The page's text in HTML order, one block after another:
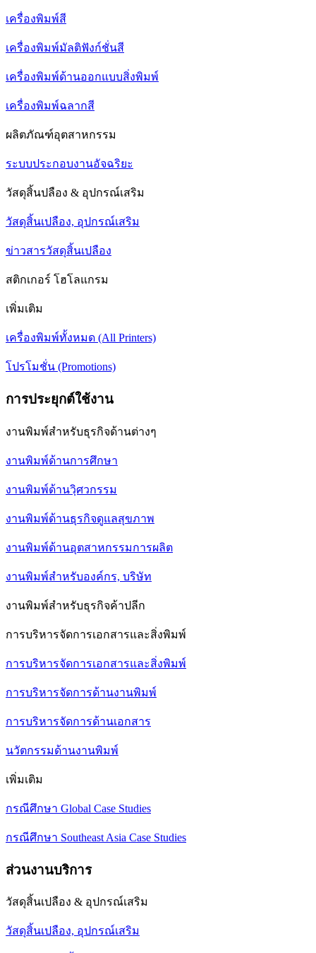
เครื่องพิมพ์สี
เครื่องพิมพ์มัลติฟังก์ชั่นสี
เครื่องพิมพ์ด้านออกแบบสิ่งพิมพ์
เครื่องพิมพ์ฉลากสี
ผลิตภัณฑ์อุตสาหกรรม
ระบบประกอบงานอัจฉริยะ
วัสดุสิ้นปลือง & อุปกรณ์เสริม
วัสดุสิ้นเปลือง, อุปกรณ์เสริม
ข่าวสารวัสดุสิ้นเปลือง
สติกเกอร์ โฮโลแกรม
เพิ่มเติม
เครื่องพิมพ์ทั้งหมด (All Printers)
โปรโมชั่น (Promotions)
การประยุกต์ใช้งาน
งานพิมพ์สำหรับธุรกิจด้านต่างๆ
งานพิมพ์ด้านการศึกษา
งานพิมพ์ด้านวฺิศวกรรม
งานพิมพ์ด้านธุรกิจดูแลสุขภาพ
งานพิมพ์ด้านอุตสาหกรรมการผลิต
งานพิมพ์สำหรับองค์กร, บริษัท
งานพิมพ์สำหรับธุรกิจค้าปลีก
การบริหารจัดการเอกสารและสิ่งพิมพ์
การบริหารจัดการเอกสารและสิ่งพิมพ์
การบริหารจัดการด้านงานพิมพ์
การบริหารจัดการด้านเอกสาร
นวัตกรรมด้านงานพิมพ์
เพิ่มเติม
กรณีศึกษา Global Case Studies
กรณีศึกษา Southeast Asia Case Studies
ส่วนงานบริการ
วัสดุสิ้นเปลือง & อุปกรณ์เสริม
วัสดุสิ้นเปลือง, อุปกรณ์เสริม